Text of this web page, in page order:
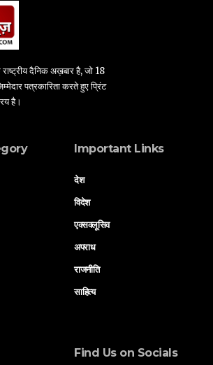
दैनिक अख़बार है, जो 18
पत्रकारिता करते हुए प्रिंट
है।
Important Links
देश
विदेश
एक्सक्लूसिव
अपराध
राजनीति
साहित्य
Find Us on Socials